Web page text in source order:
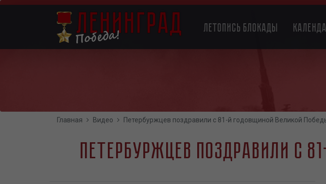
Перейти
Main
navigation
Летопись блокады
Главная Видео Петербуржцев поздравили с 81-й годовщиной Великой
Петербуржцев поздравили с